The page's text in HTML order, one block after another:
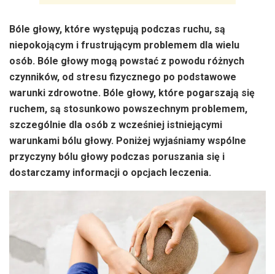
Bóle głowy, które występują podczas ruchu, są
niepokojącym i frustrującym problemem dla wielu
osób. Bóle głowy mogą powstać z powodu różnych
czynników, od stresu fizycznego po podstawowe
warunki zdrowotne. Bóle głowy, które pogarszają się
ruchem, są stosunkowo powszechnym problemem,
szczególnie dla osób z wcześniej istniejącymi
warunkami bólu głowy. Poniżej wyjaśniamy wspólne
przyczyny bólu głowy podczas poruszania się i
dostarczamy informacji o opcjach leczenia.